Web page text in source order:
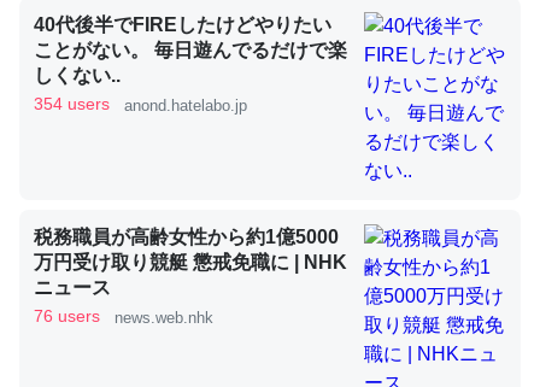
昆虫ってカルシウム少ないのか。知らんかった。調べたら
コオロギのカルシウム分はエビの600分の1程度。
論文では「淡水はカルシウムも酸素も不足してて両方に不
40代後半でFIREしたけどやりたい
ことがない。 毎日遊んでるだけで楽
しくない..
354 users anond.hatelabo.jp
税務職員が高齢女性から約1億5000
万円受け取り競艇 懲戒免職に | NHK
ニュース
76 users news.web.nhk